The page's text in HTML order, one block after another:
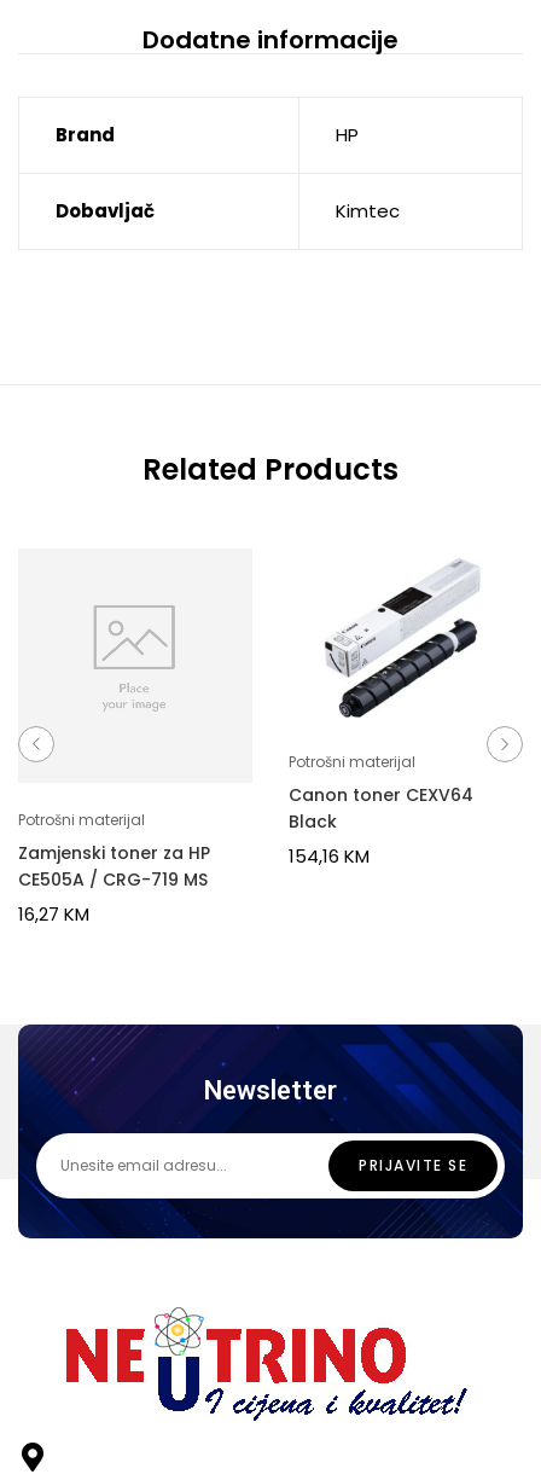
Dodatne informacije
Brand HP
Dobavljač Kimtec
Related Products
Potrošni materijal
Zamjenski toner za HP
CE505A / CRG-719 MS
16,27 KM
Potrošni materijal
Canon toner CEXV64
Black
154,16 KM
Newsletter